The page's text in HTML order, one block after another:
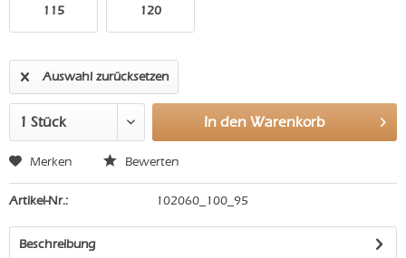
115 120
Auswahl zurücksetzen
In den Warenkorb
Merken Bewerten
Artikel-Nr.: 102060_100_95
Beschreibung